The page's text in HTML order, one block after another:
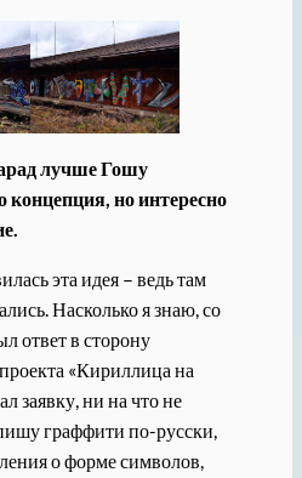
лучше Гошу
концепция, но интересно
эта идея – ведь там
Насколько я знаю, со
ответ в сторону
«Кириллица на
заявку, ни на что не
граффити по-русски,
о форме символов,